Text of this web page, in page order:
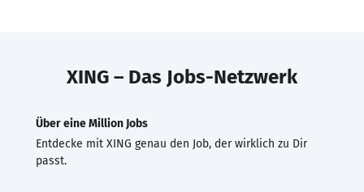
XING – Das Jobs-Netzwerk
Über eine Million Jobs
Entdecke mit XING genau den Job, der wirklich zu Dir
passt.